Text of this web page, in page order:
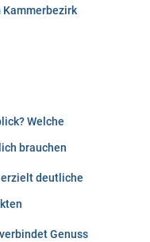
Kammerbezirk
Welche
brauchen
deutliche
Genuss